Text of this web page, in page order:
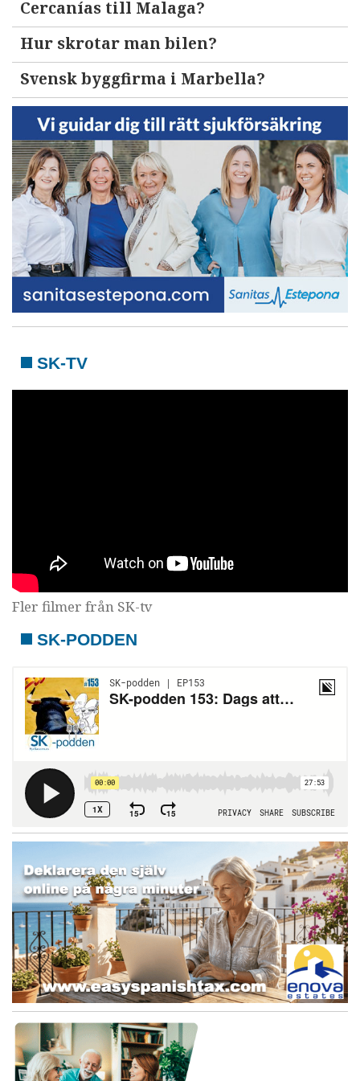
Cercanías till Malaga?
Hur skrotar man bilen?
Svensk byggfirma i Marbella?
SK-TV
Fler filmer från SK-tv
SK-PODDEN